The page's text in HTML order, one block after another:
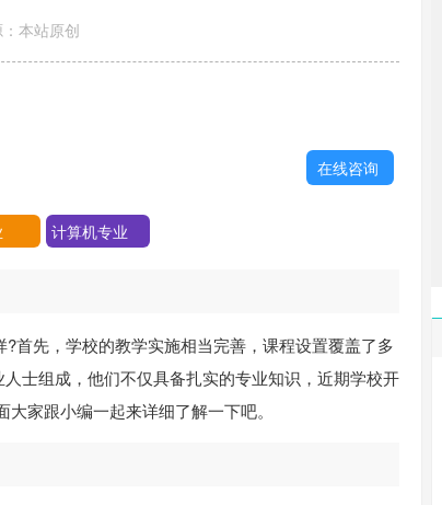
本站原创
计算机专业
在线咨询
首先，学校的教学实施相当完善，课程设置覆盖了多
士组成，他们不仅具备扎实的专业知识，近期学校开
家跟小编一起来详细了解一下吧。